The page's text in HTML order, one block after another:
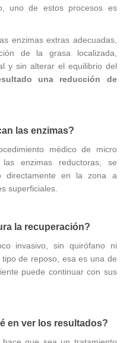
uno de estos procesos es
enzimas extras adecuadas,
de la grasa localizada,
y sin alterar el equilibrio del
una reducción de
las enzimas?
médico de micro
enzimas reductoras, se
directamente en la zona a
superficiales.
la recuperación?
invasivo, sin quirófano ni
de reposo, esa es una de
puede continuar con sus
en ver los resultados?